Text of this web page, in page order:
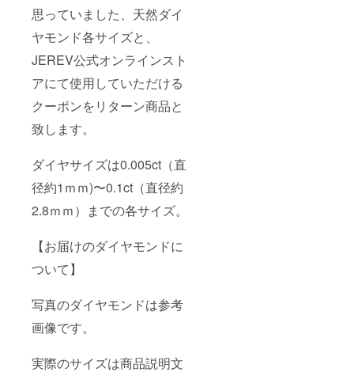
思っていました、天然ダイ
ヤモンド各サイズと、
JEREV公式オンラインスト
アにて使用していただける
クーポンをリターン商品と
致します。
ダイヤサイズは0.005ct（直
径約1ｍｍ)〜0.1ct（直径約
2.8ｍｍ）までの各サイズ。
【お届けのダイヤモンドに
ついて】
写真のダイヤモンドは参考
画像です。
実際のサイズは商品説明文